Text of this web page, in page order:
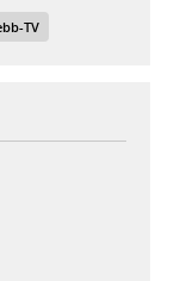
TV
webbplats,